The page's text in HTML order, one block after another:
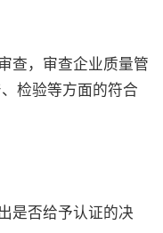
查，审查企业质量管
检验等方面的符合
是否给予认证的决